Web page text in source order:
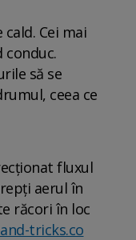
Cei mai
conduc.
să se
ceea ce
fluxul
aerul în
răcori în loc
tricks.co